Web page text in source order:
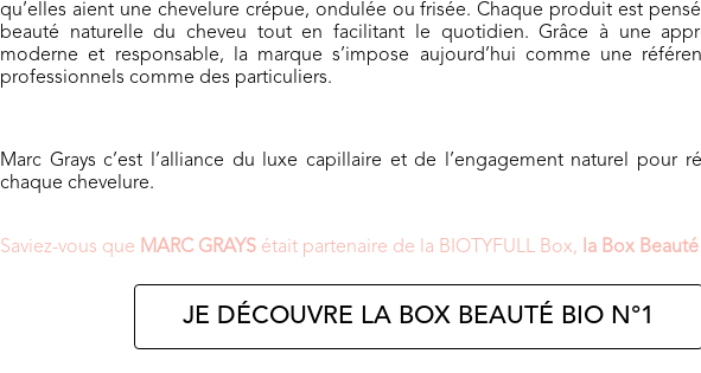
qu’elles aient une chevelure crépue, ondulée ou frisée. Chaque produit est
beauté naturelle du cheveu tout en facilitant le quotidien. Grâce à une
moderne et responsable, la marque s’impose aujourd’hui comme une
professionnels comme des particuliers.
Marc Grays c’est l’alliance du luxe capillaire et de l’engagement naturel pour
chaque chevelure.
Saviez-vous que MARC GRAYS était partenaire de la BIOTYFULL Box, la Box Beauté
JE DÉCOUVRE LA BOX BEAUTÉ BIO N°1